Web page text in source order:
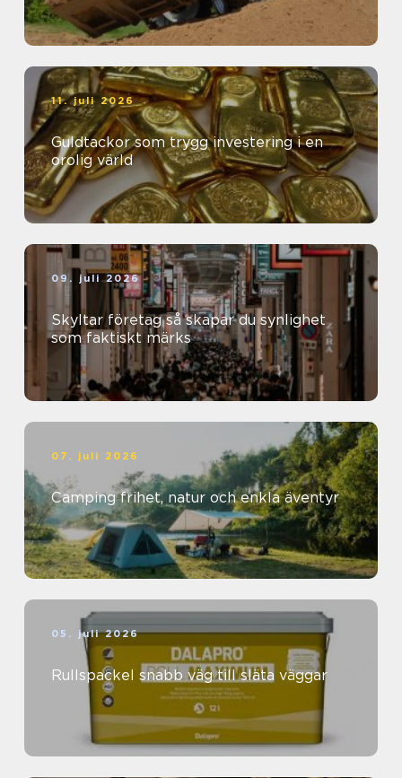
11. juli 2026
Guldtackor som trygg investering i en
orolig värld
09. juli 2026
Skyltar företag så skapar du synlighet
som faktiskt märks
07. juli 2026
Camping frihet, natur och enkla äventyr
05. juli 2026
Rullspackel snabb väg till släta väggar